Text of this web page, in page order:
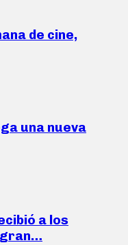
de cine,
una nueva
a los